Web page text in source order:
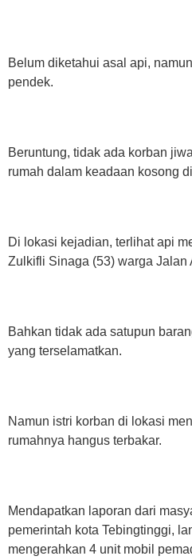
Belum diketahui asal api,
pendek.
Beruntung, tidak ada korban
rumah dalam keadaan kosong
Di lokasi kejadian, terlihat api
Zulkifli Sinaga (53) warga Jalan
Bahkan tidak ada satupun
yang terselamatkan.
Namun istri korban di lokasi
rumahnya hangus terbakar.
Mendapatkan laporan dari
pemerintah kota Tebingtinggi,
mengerahkan 4 unit mobil